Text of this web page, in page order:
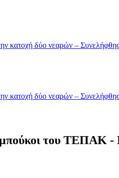
κατοχή δύο νεαρών –
κατοχή δύο νεαρών –
του ΤΕΠΑΚ -